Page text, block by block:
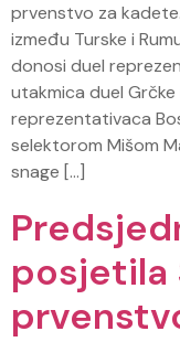
prvenstvo za
između Turske i
donosi duel
utakmica duel
reprezentativaca
selektorom Mišom
snage […]
posjetila